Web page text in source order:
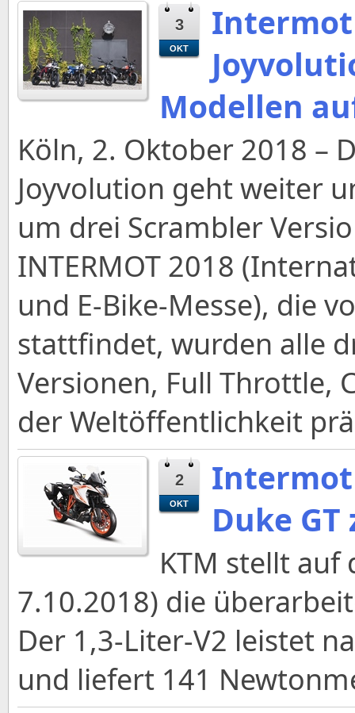
3
OKT
Intermot
Modellen
Köln, 2. Oktober 2018 –
Joyvolution geht weiter
um drei Scrambler
INTERMOT 2018
und E-Bike-Messe), die
stattfindet, wurden alle
Versionen, Full Throttle,
der Weltöffentlichkeit
2
OKT
Intermot
Duke
KTM stellt
7.10.2018) die
Der 1,3-Liter-V2 leistet
und liefert 141